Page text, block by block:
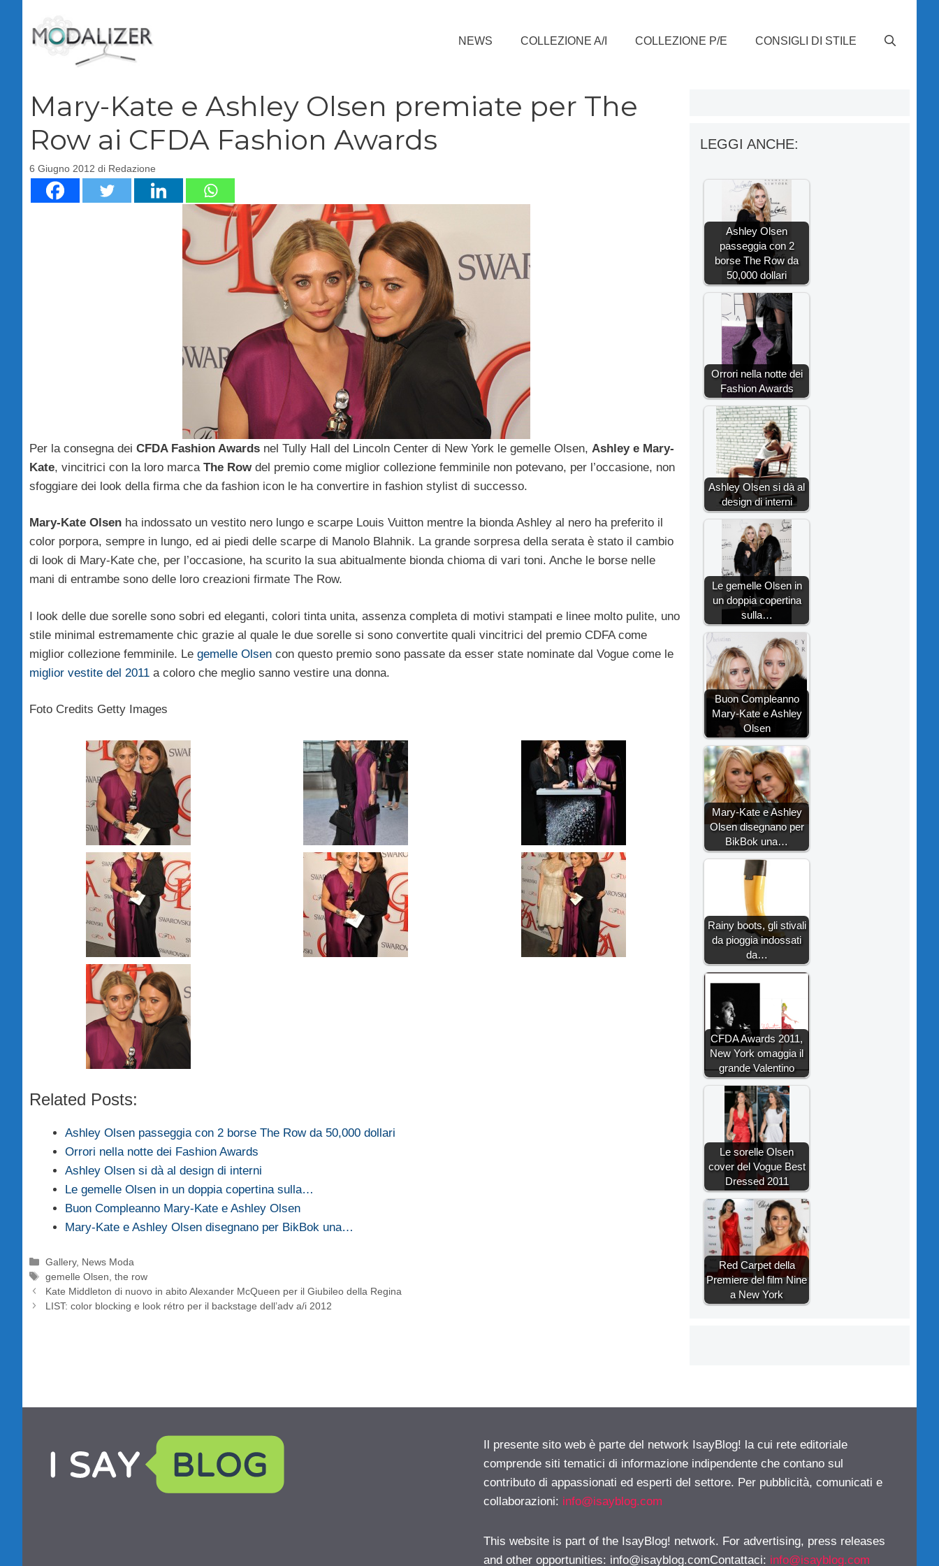
contenuto
NEWS COLLEZIONE A/I COLLEZIONE P/E CONSIGLI DI STILE
Mary-Kate e Ashley Olsen premiate per The
Row ai CFDA Fashion Awards
6 Giugno 2012 di Redazione
Per la consegna dei CFDA Fashion Awards nel Tully Hall del Lincoln Center di New York le gemelle Olsen, Ashley e Mary-
Kate, vincitrici con la loro marca The Row del premio come miglior collezione femminile non potevano, per l’occasione, non
sfoggiare dei look della firma che da fashion icon le ha convertire in fashion stylist di successo.
Mary-Kate Olsen ha indossato un vestito nero lungo e scarpe Louis Vuitton mentre la bionda Ashley al nero ha preferito il
color porpora, sempre in lungo, ed ai piedi delle scarpe di Manolo Blahnik. La grande sorpresa della serata è stato il cambio
di look di Mary-Kate che, per l’occasione, ha scurito la sua abitualmente bionda chioma di vari toni. Anche le borse nelle
mani di entrambe sono delle loro creazioni firmate The Row.
I look delle due sorelle sono sobri ed eleganti, colori tinta unita, assenza completa di motivi stampati e linee molto pulite, uno
stile minimal estremamente chic grazie al quale le due sorelle si sono convertite quali vincitrici del premio CDFA come
miglior collezione femminile. Le gemelle Olsen con questo premio sono passate da esser state nominate dal Vogue come le
miglior vestite del 2011 a coloro che meglio sanno vestire una donna.
Foto Credits Getty Images
Related Posts:
Ashley Olsen passeggia con 2 borse The Row da 50,000 dollari
Orrori nella notte dei Fashion Awards
Ashley Olsen si dà al design di interni
Le gemelle Olsen in un doppia copertina sulla…
Buon Compleanno Mary-Kate e Ashley Olsen
Mary-Kate e Ashley Olsen disegnano per BikBok una…
Categorie
Gallery, News Moda
Tag
gemelle Olsen ,the row
Kate Middleton di nuovo in abito Alexander McQueen per il Giubileo della Regina
LIST: color blocking e look rétro per il backstage dell’adv a/i 2012
LEGGI ANCHE:
Ashley Olsen
passeggia con 2
borse The Row da
50,000 dollari
Orrori nella notte dei
Fashion Awards
Ashley Olsen si dà al
design di interni
Le gemelle Olsen in
un doppia copertina
sulla…
Buon Compleanno
Mary-Kate e Ashley
Olsen
Mary-Kate e Ashley
Olsen disegnano per
BikBok una…
Rainy boots, gli stivali
da pioggia indossati
da…
CFDA Awards 2011,
New York omaggia il
grande Valentino
Le sorelle Olsen
cover del Vogue Best
Dressed 2011
Red Carpet della
Premiere del film Nine
a New York
Il presente sito web è parte del network IsayBlog! la cui rete editoriale
comprende siti tematici di informazione indipendente che contano sul
contributo di appassionati ed esperti del settore. Per pubblicità, comunicati e
collaborazioni: info@isayblog.com
This website is part of the IsayBlog! network. For advertising, press releases
and other opportunities: info@isayblog.comContattaci: info@isayblog.com